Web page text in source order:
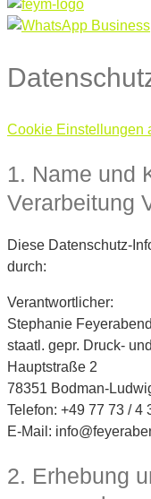
Cookie Einstellungen
1. Name und
Verarbeitung
Diese Datenschutz-
durch:
Verantwortlicher:
Stephanie Feyerabend
staatl. gepr. Druck-
Hauptstraße 2
78351 Bodman-
Telefon: +49 77 73 / 4
E-Mail:
2. Erhebung